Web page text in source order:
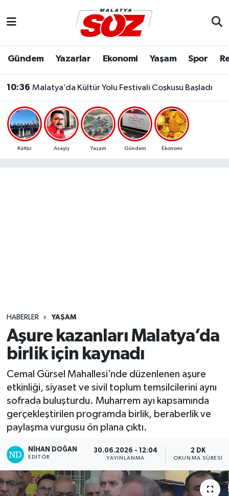
Gündem Yazarlar Ekonomi Yaşam Spor
10:36 Malatya’da Kültür Yolu Festivali Coşkusu Başladı
Kültür Asayiş Yaşam Gündem Ekonomi
HABERLER YAŞAM
Aşure kazanları Malatya’da
birlik için kaynadı
Cemal Gürsel Mahallesi’nde düzenlenen aşure
etkinliği, siyaset ve sivil toplum temsilcilerini aynı
sofrada buluşturdu. Muharrem ayı kapsamında
gerçekleştirilen programda birlik, beraberlik ve
paylaşma vurgusu ön plana çıktı.
NIHAN DOĞAN
EDITÖR
30.06.2026 - 12:04
YAYINLANMA
2 DK
OKUNMA SÜRESI
Dünya
Eğitim
Ekonomi
Yaşam
Malatya Nöbetçi Eczaneler
Malatya Namaz Vakitleri
Malatya Trafik Yoğunluk Haritası
Süper Lig Puan Durumu ve Fikstür